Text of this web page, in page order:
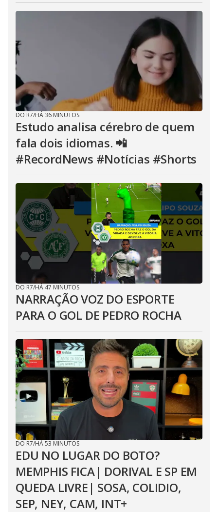
DO R7/HÁ 36 MINUTOS
Estudo analisa cérebro de quem
fala dois idiomas. 📲
#RecordNews #Notícias #Shorts
DO R7/HÁ 47 MINUTOS
NARRAÇÃO VOZ DO ESPORTE
PARA O GOL DE PEDRO ROCHA
DO R7/HÁ 53 MINUTOS
EDU NO LUGAR DO BOTO?
MEMPHIS FICA| DORIVAL E SP EM
QUEDA LIVRE| SOSA, COLIDIO,
SEP, NEY, CAM, INT+